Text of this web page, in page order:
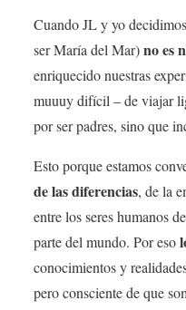
Cuando JL y yo
ser María del Mar)no es
enriquecido nuestras
muuuy difícil – de viajar
por ser padres, sino que
Esto porque estamos
de las diferencias, de la
entre los seres humanos
parte del mundo. Por eso
conocimientos y
pero consciente de que